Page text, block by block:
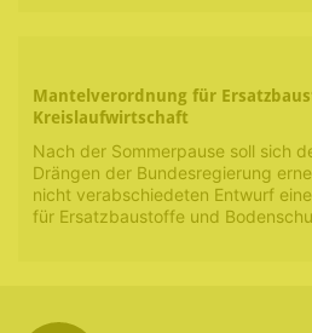
Mantelverordnung für
Kreislaufwirtschaft
Nach der Sommerpause soll sich
Drängen der Bundesregierung
nicht verabschiedeten Entwurf
für Ersatzbaustoffe und